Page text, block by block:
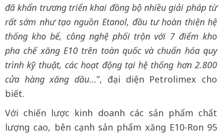
đã khẩn trương triển khai đồng bộ nhiều giải pháp từ
rất sớm như tạo nguồn Etanol, đầu tư hoàn thiện hệ
thống kho bể, công nghệ phối trộn với 7 điểm kho
pha chế xăng E10 trên toàn quốc và chuẩn hóa quy
trình kỹ thuật, các hoạt động tại hệ thống hơn 2.800
cửa hàng xăng dầu...”, đại diện Petrolimex cho
biết.
Với chiến lược kinh doanh các sản phẩm chất
lượng cao, bên cạnh sản phẩm xăng E10-Ron 95